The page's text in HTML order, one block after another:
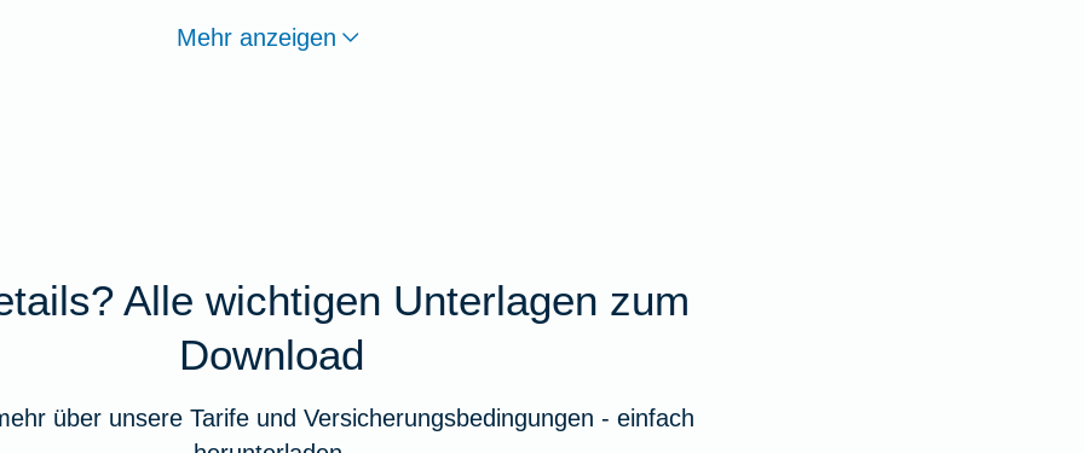
Mehr anzeigen
Alle wichtigen Unterlagen zum
Download
über unsere Tarife und Versicherungsbedingungen - einfach